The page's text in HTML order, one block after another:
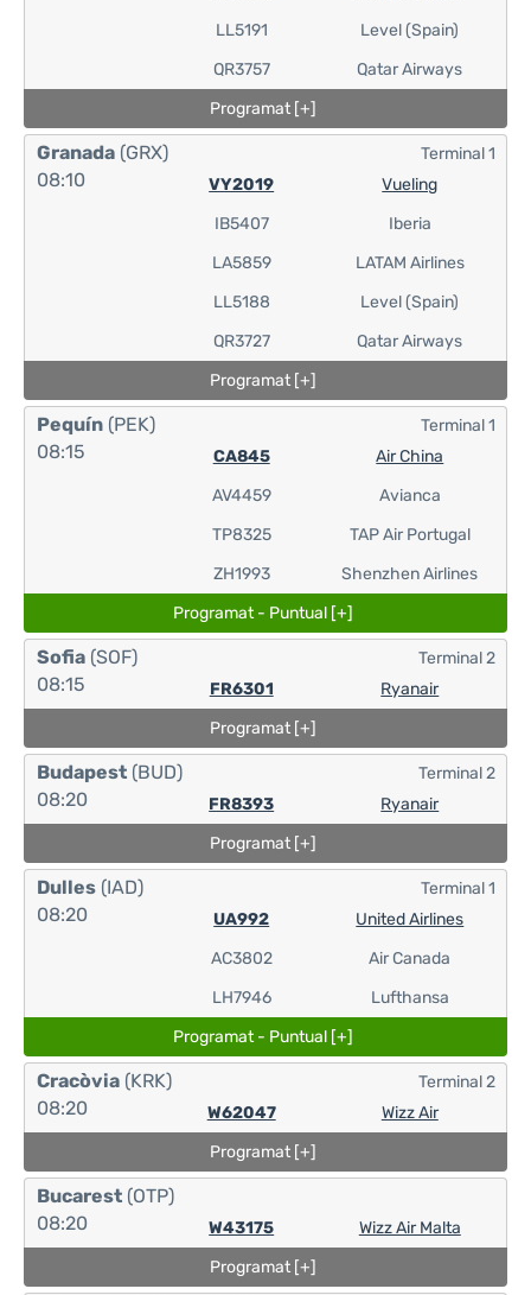
LL5191
QR3757
Level (Spain)
Qatar Airways
Programat [+]
Granada (GRX)
08:10
VY2019
IB5407
LA5859
LL5188
QR3727
Vueling
Iberia
LATAM Airlines
Level (Spain)
Qatar Airways
Terminal 1
Programat [+]
Pequín (PEK)
08:15
CA845
AV4459
TP8325
ZH1993
Air China
Avianca
TAP Air Portugal
Shenzhen Airlines
Terminal 1
Programat - Puntual [+]
Sofia (SOF)
08:15
FR6301 Ryanair
Terminal 2
Programat [+]
Budapest (BUD)
08:20
FR8393 Ryanair
Terminal 2
Programat [+]
Dulles (IAD)
08:20
UA992
AC3802
LH7946
United Airlines
Air Canada
Lufthansa
Terminal 1
Programat - Puntual [+]
Cracòvia (KRK)
08:20
W62047 Wizz Air
Terminal 2
Programat [+]
Bucarest (OTP)
08:20
W43175
Wizz Air Malta
Programat [+]